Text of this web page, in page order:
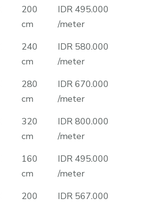
200
cm
IDR 495.000
/meter
240
cm
IDR 580.000
/meter
280
cm
IDR 670.000
/meter
320
cm
IDR 800.000
/meter
160
cm
IDR 495.000
/meter
200
IDR 567.000